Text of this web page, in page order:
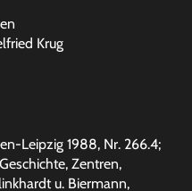
Krug
Leipzig 1988, Nr. 266.4;
Zentren,
u. Biermann,